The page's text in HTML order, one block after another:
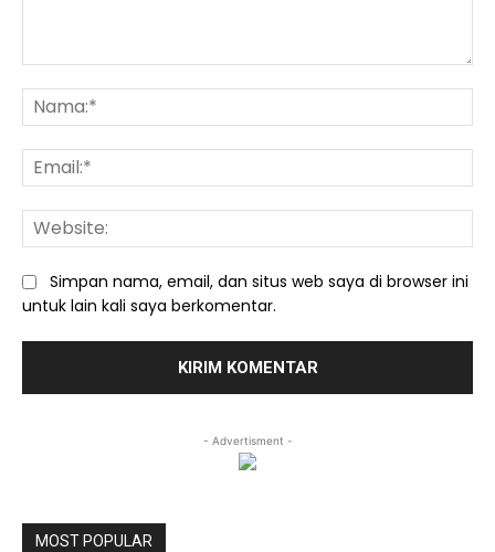
Simpan nama, email, dan situs web saya di browser ini
untuk lain kali saya berkomentar.
- Advertisment -
MOST POPULAR